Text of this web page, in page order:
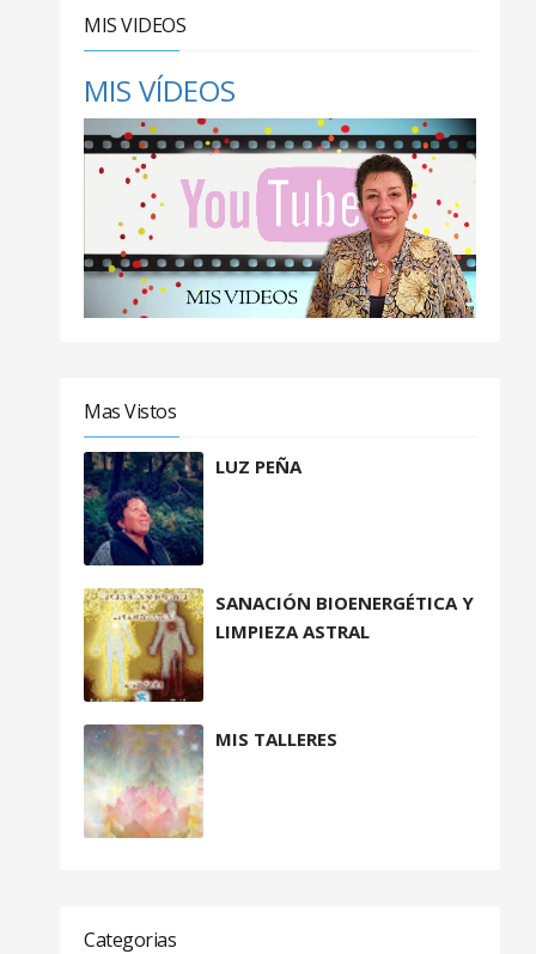
MIS VIDEOS
MIS VÍDEOS
Mas Vistos
LUZ PEÑA
SANACIÓN BIOENERGÉTICA Y
LIMPIEZA ASTRAL
MIS TALLERES
Categorias